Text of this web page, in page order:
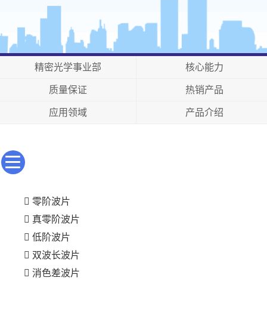
精密光学事业部 核心能力
质量保证 热销产品
应用领域 产品介绍
零阶波片
真零阶波片
低阶波片
双波长波片
消色差波片